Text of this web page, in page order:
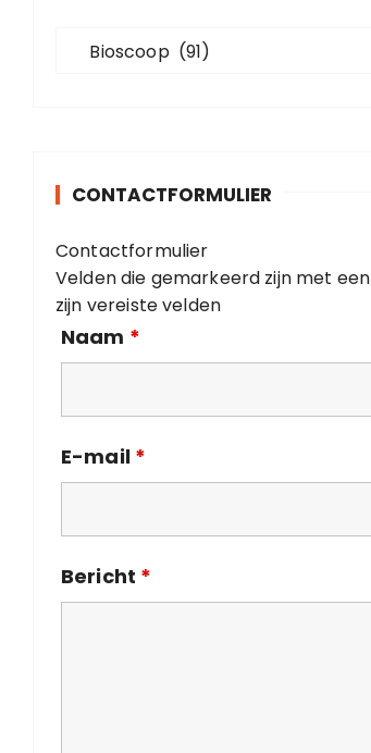
r
e
ë
n
Bioscoop  (91)
CONTACTFORMULIER
Contactformulier
Velden die gemarkeerd zijn met een
zijn vereiste velden
Naam *
E-mail *
Bericht *